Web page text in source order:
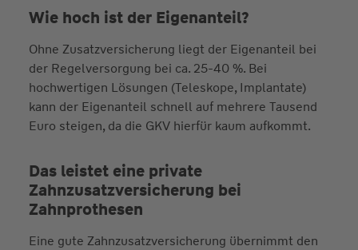
Wie hoch ist der Eigenanteil?
Ohne Zusatzversicherung liegt der Eigenanteil bei
der Regelversorgung bei ca. 25-40 %. Bei
hochwertigen Lösungen (Teleskope, Implantate)
kann der Eigenanteil schnell auf mehrere Tausend
Euro steigen, da die GKV hierfür kaum aufkommt.
Das leistet eine private
Zahnzusatzversicherung bei
Zahnprothesen
Eine gute Zahnzusatzversicherung übernimmt den